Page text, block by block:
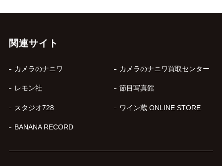
関連サイト
カメラのナニワ カメラのナニワ買取センター
レモン社 節目写真館
スタジオ728 ワイン蔵 ONLINE STORE
BANANA RECORD